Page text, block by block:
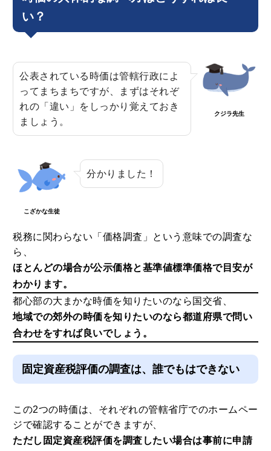
い？
公表されている時価は管轄行政によ
ってまちまちですが、まずはそれぞ
れの「違い」をしっかり覚えておき
ましょう。
クジラ先生
こざかな生徒
分かりました！
税務に関わらない「価格調査」という意味での調査な
ら、
ほとんどの場合が公示価格と基準値標準価格で目安が
わかります。
都心部の大まかな時価を知りたいのなら国交省、
地域での郊外の時価を知りたいのなら都道府県で問い
合わせをすれば良いでしょう。
固定資産税評価の調査は、誰でもはできない
この2つの時価は、それぞれの管轄省庁でのホームペー
ジで確認することができますが、
ただし固定資産税評価を調査したい場合は事前に申請